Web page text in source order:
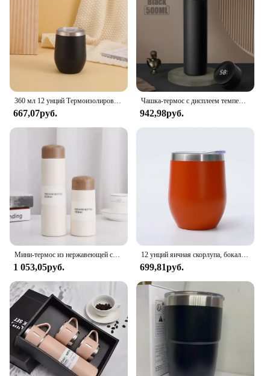
360 мл 12 унций Термоизолированный стакан из нержавеющей стали с двойными стенками бутылка для воды портативная кружка для кофе Дорожная обеденная чашка
667,07руб.
Чашка-термос с дисплеем температуры, чашка-термос из нержавеющей стали с вакуумной изоляцией, разделенная бутылка-термос, подарок на день отца, 500 мл
942,98руб.
Мини-термос из нержавеющей стали, 150 мл, 250 мл
1 053,05руб.
12 унций яичная скорлупа, бокал для вина, термос из нержавеющей стали, пивные кружки, термочашка для пива, изолированная кофейная чашка, дорожный стакан
699,81руб.